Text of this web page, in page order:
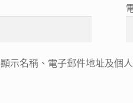
示名稱、電子郵件地址及個